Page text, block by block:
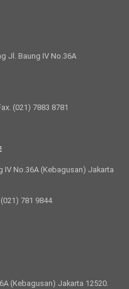
Jl. Baung IV No.36A
(021) 7883 8781
IV No.36A (Kebagusan) Jakarta
781 9844
(Kebagusan) Jakarta 12520.